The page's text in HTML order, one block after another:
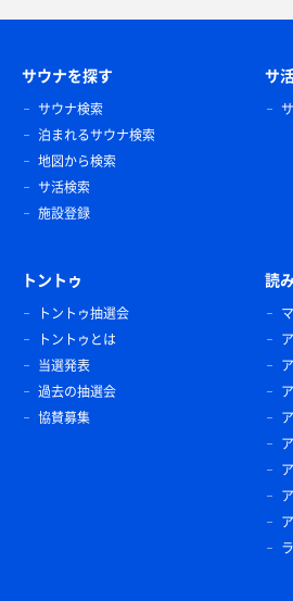
サウナを探す
サウナ検索
泊まれるサウナ検索
地図から検索
サ活検索
施設登録
サ
トントゥ
トントゥ抽選会
トントゥとは
当選発表
過去の抽選会
協賛募集
読